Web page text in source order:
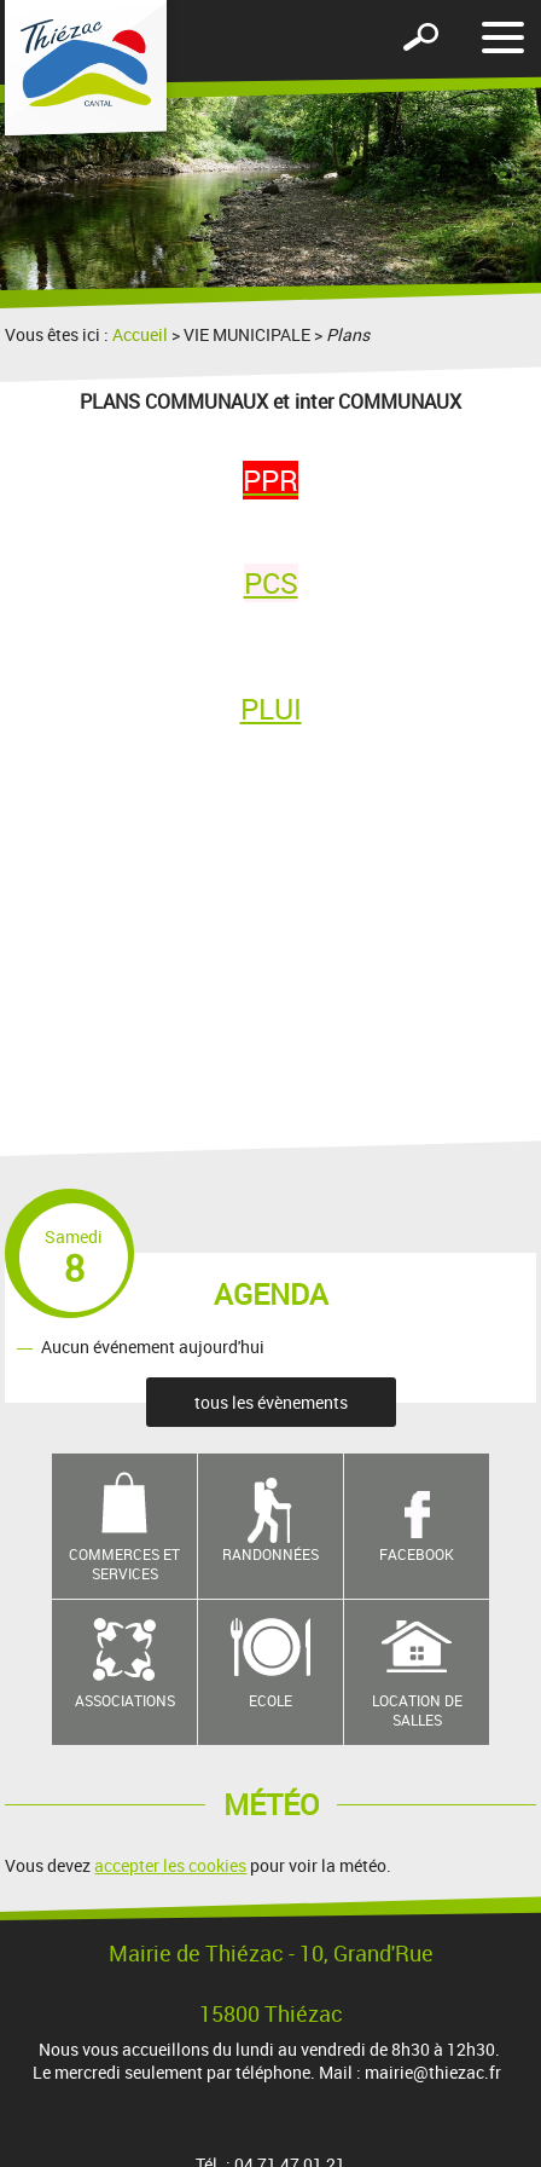
le
Afficher
formulaire
de
recherche
Vous êtes ici :Accueil > VIE MUNICIPALE > Plans
PLANS COMMUNAUX et inter COMMUNAUX
PPR
PCS
PLUI
AGENDA
Samedi
8
Aucun événement aujourd'hui
tous les évènements
COMMERCES ET
SERVICES
RANDONNÉES FACEBOOK
ASSOCIATIONS ECOLE
LOCATION DE
SALLES
MÉTÉO
Vous devezaccepter les cookies pour voir la météo.
Mairie de Thiézac - 10, Grand'Rue
15800 Thiézac
Nous vous accueillons du lundi au vendredi de 8h30 à 12h30.
Le mercredi seulement par téléphone. Mail : mairie@thiezac.fr